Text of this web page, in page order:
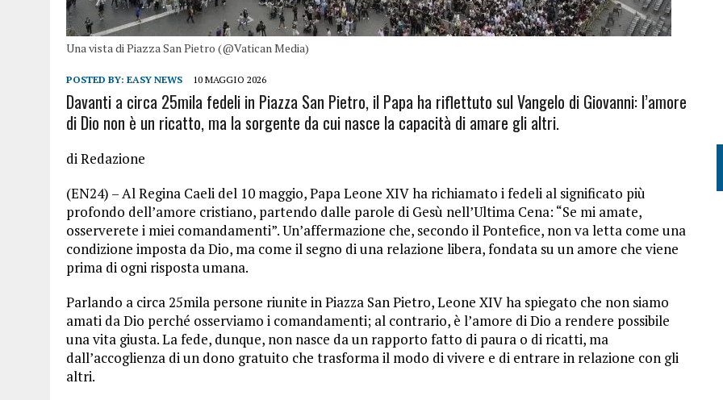
Una vista di Piazza San Pietro (@Vatican Media)
POSTED BY: EASY NEWS 10 MAGGIO 2026
Davanti a circa 25mila fedeli in Piazza San Pietro, il Papa ha riflettuto sul Vangelo di Giovanni: l’amore
di Dio non è un ricatto, ma la sorgente da cui nasce la capacità di amare gli altri.
di Redazione
(EN24) – Al Regina Caeli del 10 maggio, Papa Leone XIV ha richiamato i fedeli al significato più
profondo dell’amore cristiano, partendo dalle parole di Gesù nell’Ultima Cena: “Se mi amate,
osserverete i miei comandamenti”. Un’affermazione che, secondo il Pontefice, non va letta come una
condizione imposta da Dio, ma come il segno di una relazione libera, fondata su un amore che viene
prima di ogni risposta umana.
Parlando a circa 25mila persone riunite in Piazza San Pietro, Leone XIV ha spiegato che non siamo
amati da Dio perché osserviamo i comandamenti; al contrario, è l’amore di Dio a rendere possibile
una vita giusta. La fede, dunque, non nasce da un rapporto fatto di paura o di ricatti, ma
dall’accoglienza di un dono gratuito che trasforma il modo di vivere e di entrare in relazione con gli
altri.